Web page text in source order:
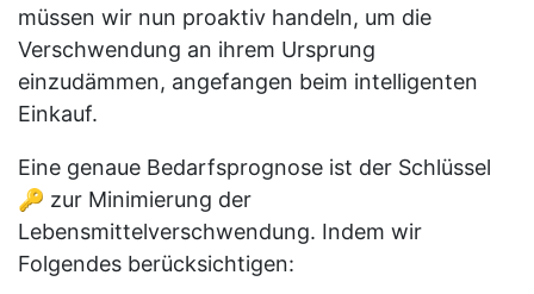
müssen wir nun proaktiv handeln, um die
Verschwendung an ihrem Ursprung
einzudämmen, angefangen beim intelligenten
Einkauf.
Eine genaue Bedarfsprognose ist der Schlüssel
🔑 zur Minimierung der
Lebensmittelverschwendung. Indem wir
Folgendes berücksichtigen: